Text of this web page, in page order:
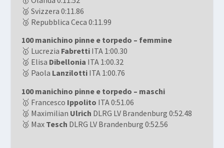
🥈 Svizzera 0:11.86
🥉 Repubblica Ceca 0:11.99
100 manichino pinne e torpedo – femmine
🥇 Lucrezia FabrettiITA 1:00.30
🥈 Elisa Dibellonia ITA 1:00.32
🥉 Paola LanzilottiITA 1:00.76
100 manichino pinne e torpedo – maschi
🥇 Francesco Ippolito ITA 0:51.06
🥈 Maximilian Ulrich DLRG LV Brandenburg 0:52.48
🥉 Max Tesch DLRG LV Brandenburg 0:52.56